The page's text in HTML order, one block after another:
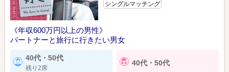
シングルマッチング
《年収600万円以上の男性》
パートナーと旅行に行きたい男女
40代・50代
残り2席
40代・50代